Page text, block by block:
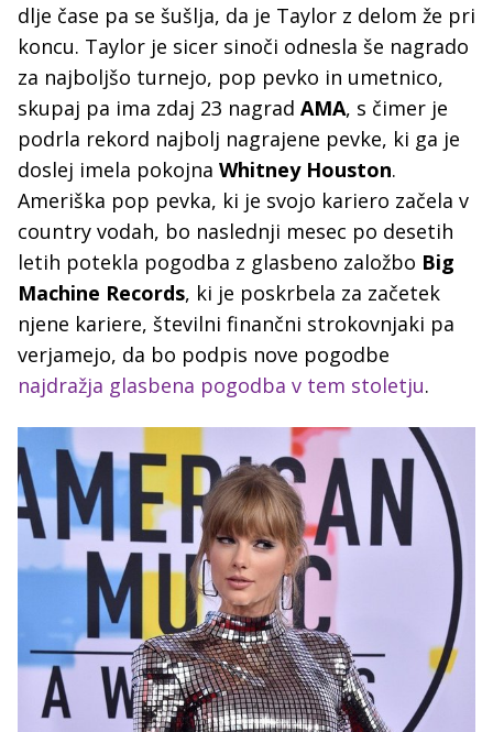
dlje čase pa se šušlja, da je Taylor z delom že pri
koncu. Taylor je sicer sinoči odnesla še nagrado
za najboljšo turnejo, pop pevko in umetnico,
skupaj pa ima zdaj 23 nagrad AMA, s čimer je
podrla rekord najbolj nagrajene pevke, ki ga je
doslej imela pokojna Whitney Houston.
Ameriška pop pevka, ki je svojo kariero začela v
country vodah, bo naslednji mesec po desetih
letih potekla pogodba z glasbeno založbo Big
Machine Records, ki je poskrbela za začetek
njene kariere, številni finančni strokovnjaki pa
verjamejo, da bo podpis nove pogodbe
najdražja glasbena pogodba v tem stoletju.